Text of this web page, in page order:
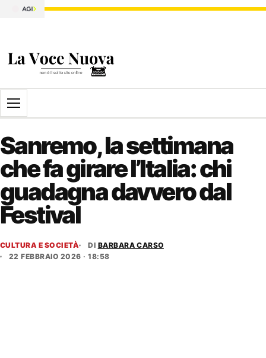
Apri il menu
Sanremo, la settimana
che fa girare l’Italia: chi
guadagna davvero dal
Festival
CULTURA E SOCIETÀ DI BARBARA CARSO
22 FEBBRAIO 2026 · 18:58